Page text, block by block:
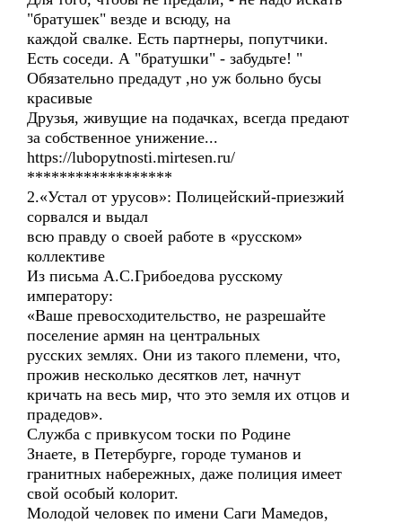
"братушек" везде и всюду, на
каждой свалке. Есть партнеры, попутчики.
Есть соседи. А "братушки" - забудьте! "
Обязательно предадут ,но уж больно бусы
красивые
Друзья, живущие на подачках, всегда предают
за собственное унижение...
https://lubopytnosti.mirtesen.ru/
******************
2.«Устал от урусов»: Полицейский-приезжий
сорвался и выдал
всю правду о своей работе в «русском»
коллективе
Из письма А.С.Грибоедова русскому
императору:
«Ваше превосходительство, не разрешайте
поселение армян на центральных
русских землях. Они из такого племени, что,
прожив несколько десятков лет, начнут
кричать на весь мир, что это земля их отцов и
прадедов».
Служба с привкусом тоски по Родине
Знаете, в Петербурге, городе туманов и
гранитных набережных, даже полиция имеет
свой особый колорит.
Молодой человек по имени Саги Мамедов,